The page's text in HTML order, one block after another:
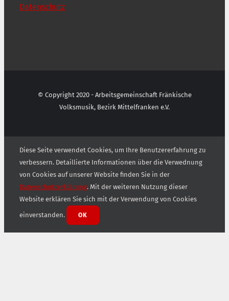
Datenschutz
© Copyright 2020 - Arbeitsgemeinschaft Fränkische
Volksmusik, Bezirk Mittelfranken e.V.
Diese Seite verwendet Cookies, um Ihre Benutzererfahrung zu
verbessern. Detaillierte Informationen über die Verwednung
von Cookies auf unserer Website finden Sie in der
Datenschutzerklärung. Mit der weiteren Nutzung dieser
Website erklären Sie sich mit der Verwendung von Cookies
einverstanden. OK